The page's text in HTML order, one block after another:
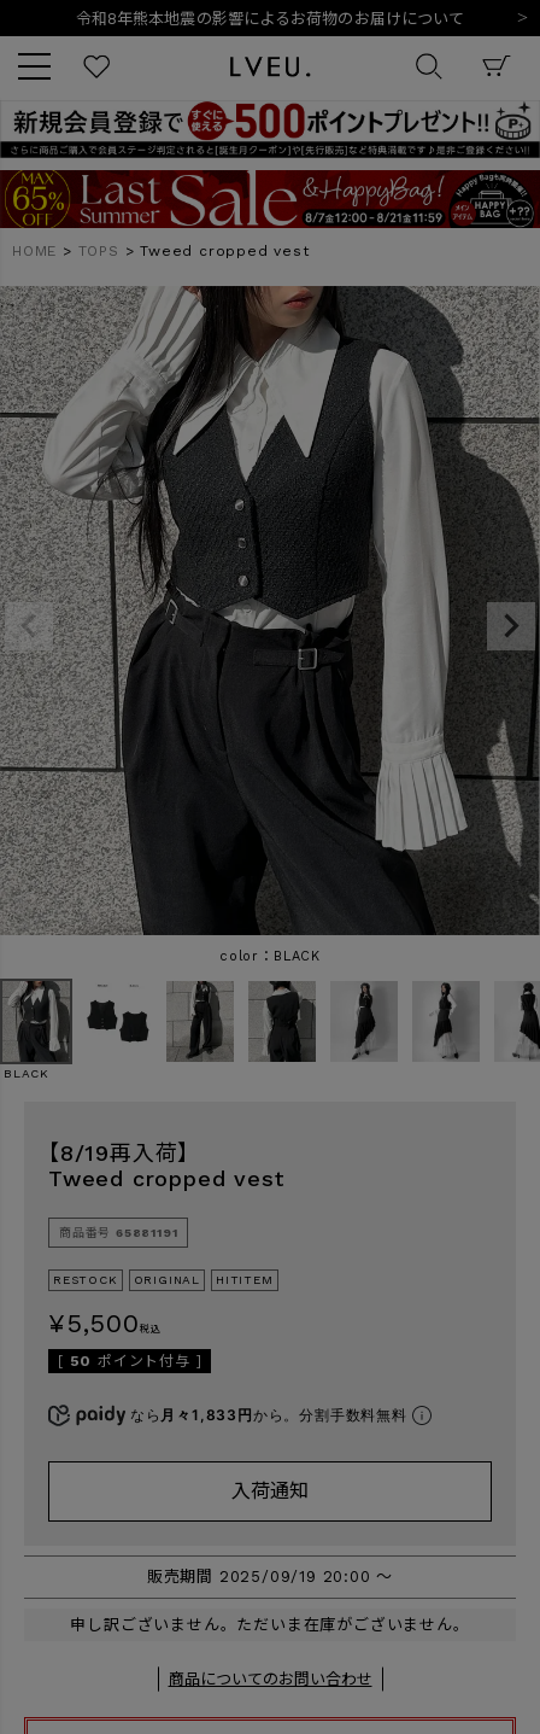
令和8年熊本地震の影響によるお荷物のお届けについて
新規会員登録でもれなく500ポイントプレゼント
令和8年熊本地震の影響によるお荷物のお届けについて
キーワード
商品番号
販売タイプ
新着 再入荷 SALE
商品タイプ
ORIGINAL HIT ITEM
カラー
価格（税込）
〜
在庫なし商品
表示する 表示しない
HOME TOPS Tweed cropped vest
BLACK
BLACK
【8/19再入荷】
Tweed cropped vest
商品番号 65881191
RESTOCK ORIGINAL HITITEM
¥5,500 税込
[ 50 ポイント付与 ]
なら 月々1,833円から。分割手数料無料
入荷通知
販売期間 2025/09/19 20:00〜
申し訳ございません。ただいま在庫がございません。
商品についてのお問い合わせ